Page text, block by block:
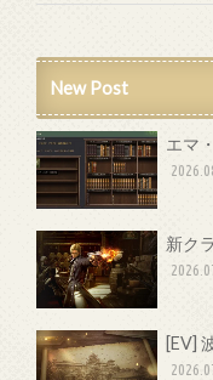
New Post
エマ
新ク
[EV]